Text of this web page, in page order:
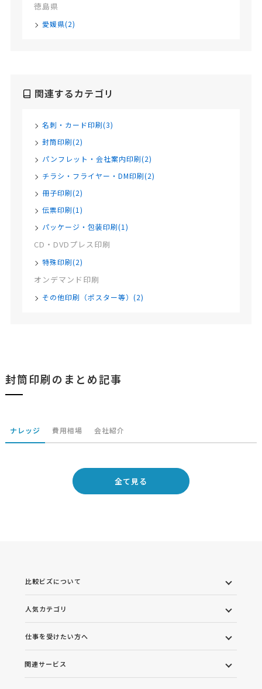
徳島県
愛媛県(2)
関連するカテゴリ
名刺・カード印刷(3)
封筒印刷(2)
パンフレット・会社案内印刷(2)
チラシ・フライヤー・DM印刷(2)
冊子印刷(2)
伝票印刷(1)
パッケージ・包装印刷(1)
CD・DVDプレス印刷
特殊印刷(2)
オンデマンド印刷
その他印刷（ポスター等）(2)
封筒印刷のまとめ記事
ナレッジ 費用相場 会社紹介
全て見る
比較ビズについて
人気カテゴリ
仕事を受けたい方へ
関連サービス